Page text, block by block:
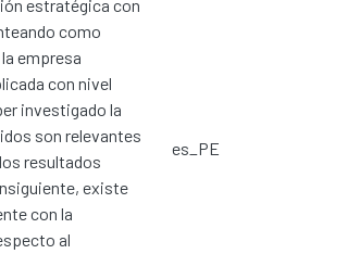
estratégica con
como
empresa
con nivel
investigado la
son relevantes
resultados
existe
con la
al
es_PE